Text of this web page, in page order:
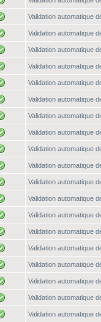
Validation automatique
Validation automatique
Validation automatique
Validation automatique
Validation automatique
Validation automatique
Validation automatique
Validation automatique
Validation automatique
Validation automatique
Validation automatique
Validation automatique
Validation automatique
Validation automatique
Validation automatique
Validation automatique
Validation automatique
Validation automatique
Validation automatique